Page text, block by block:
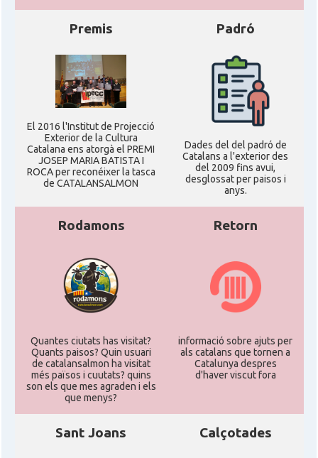
Premis
El 2016 l'Institut de Projecció
Exterior de la Cultura
Catalana ens atorgà el PREMI
JOSEP MARIA BATISTA I
ROCA per reconéixer la tasca
de CATALANSALMON
Padró
Dades del del padró de
Catalans a l'exterior des
del 2009 fins avui,
desglossat per paisos i
anys.
Rodamons
Quantes ciutats has visitat?
Quants paisos? Quin usuari
de catalansalmon ha visitat
més països i cuutats? quins
son els que mes agraden i els
que menys?
Retorn
informació sobre ajuts per
als catalans que tornen a
Catalunya despres
d'haver viscut fora
Sant Joans Calçotades